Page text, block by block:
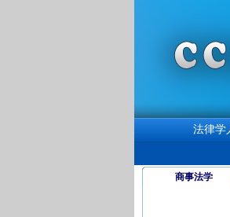
法律学
商事法学